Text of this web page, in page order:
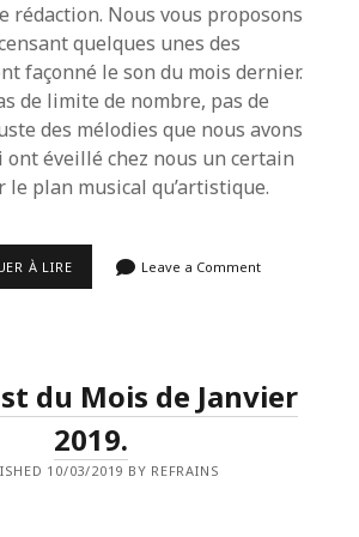
rédaction. Nous vous proposons
quelques unes des
façonné le son du mois dernier.
de limite de nombre, pas de
des mélodies que nous avons
ont éveillé chez nous un certain
plan musical qu’artistique.
À LIRELA
Leave a Comment
du Mois de Janvier
2019.
10/03/2019 BY REFRAINS